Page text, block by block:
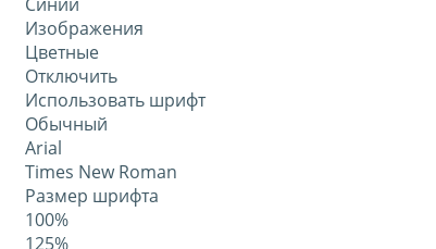
Синий
Изображения
Цветные
Отключить
Использовать шрифт
Обычный
Arial
Times New Roman
Размер шрифта
100%
125%